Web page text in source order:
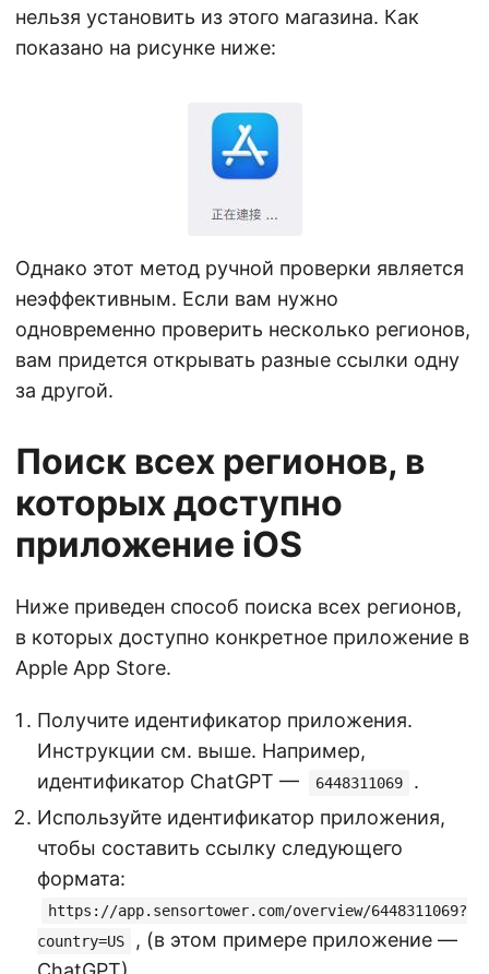
нельзя установить из этого магазина. Как
показано на рисунке ниже:
Однако этот метод ручной проверки является
неэффективным. Если вам нужно
одновременно проверить несколько регионов,
вам придется открывать разные ссылки одну
за другой.
Поиск всех регионов, в
которых доступно
приложение iOS
Ниже приведен способ поиска всех регионов,
в которых доступно конкретное приложение в
Apple App Store.
Получите идентификатор приложения.
Инструкции см. выше. Например,
идентификатор ChatGPT —
6448311069
.
Используйте идентификатор приложения,
чтобы составить ссылку следующего
формата:
https://app.sensortower.com/overview/6448311069?
country=US
, (в этом примере приложение —